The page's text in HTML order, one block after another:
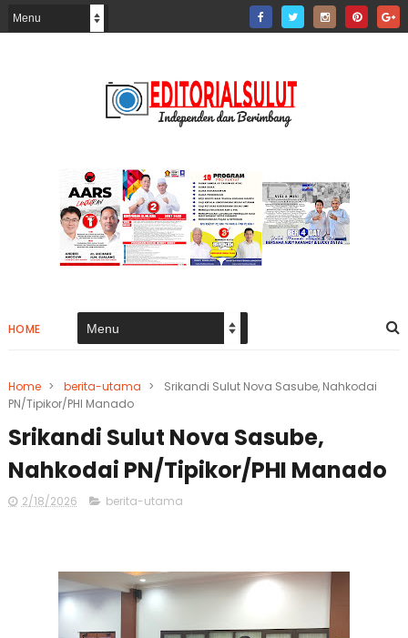
HOME
Home > berita-utama >
Srikandi Sulut Nova Sasube, Nahkodai
PN/Tipikor/PHI Manado
Srikandi Sulut Nova Sasube,
Nahkodai PN/Tipikor/PHI Manado
2/18/2026 berita-utama